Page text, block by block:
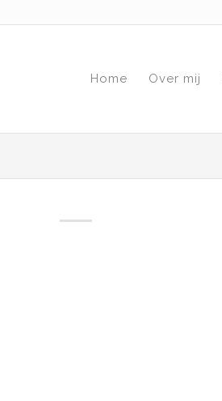
Home Over mij